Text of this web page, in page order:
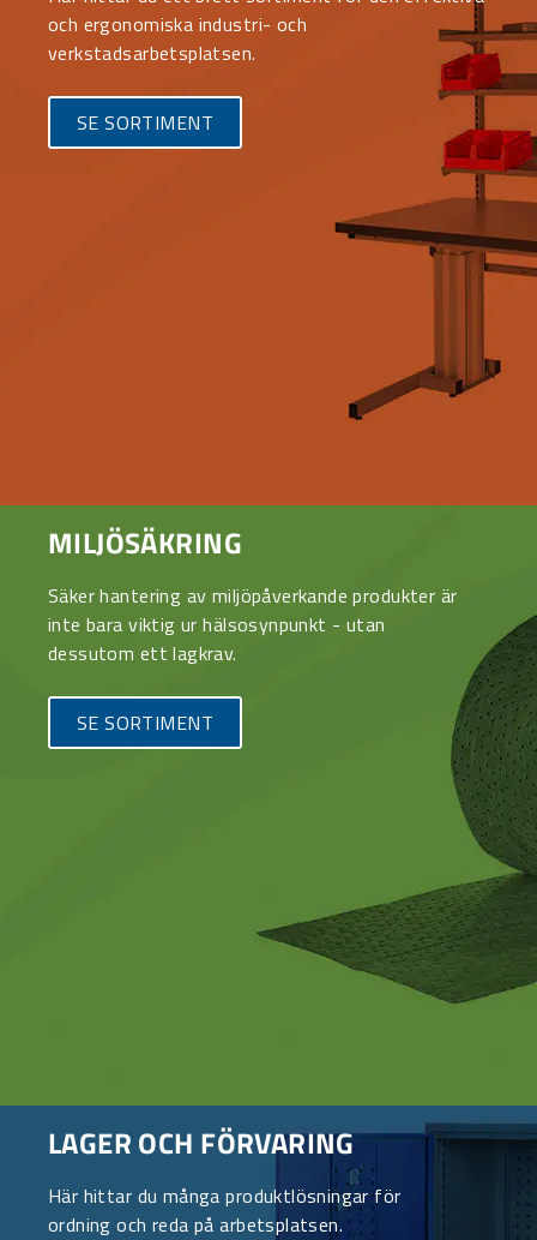
och ergonomiska industri- och
verkstadsarbetsplatsen.
SE SORTIMENT
MILJÖSÄKRING
Säker hantering av miljöpåverkande produkter är
inte bara viktig ur hälsosynpunkt - utan
dessutom ett lagkrav.
SE SORTIMENT
LAGER OCH FÖRVARING
Här hittar du många produktlösningar för
ordning och reda på arbetsplatsen.